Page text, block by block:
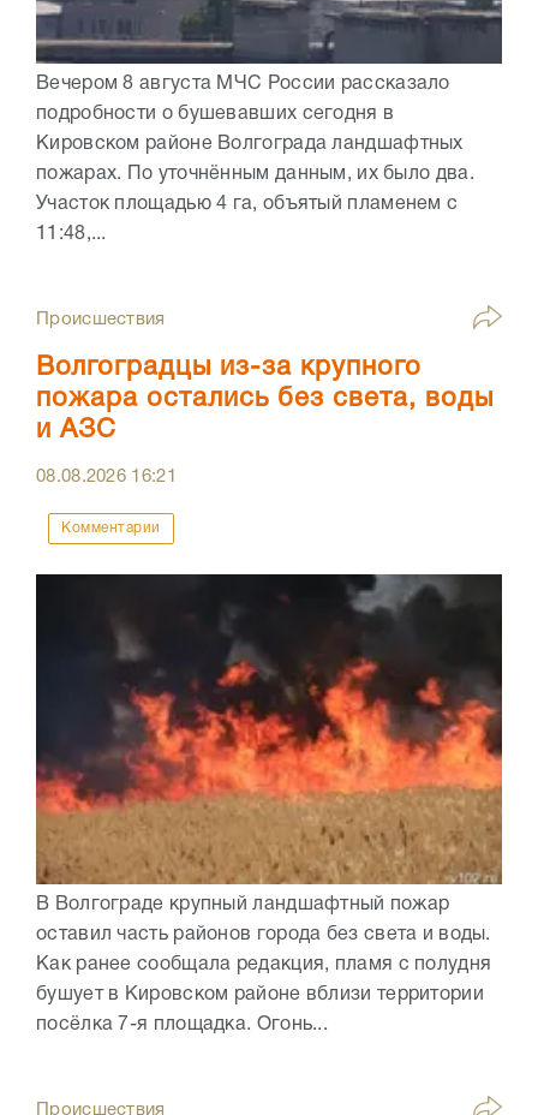
Вечером 8 августа МЧС России рассказало
подробности о бушевавших сегодня в
Кировском районе Волгограда ландшафтных
пожарах. По уточнённым данным, их было два.
Участок площадью 4 га, объятый пламенем с
11:48,...
Происшествия
Волгоградцы из-за крупного
пожара остались без света, воды
и АЗС
08.08.2026 16:21
Комментарии
В Волгограде крупный ландшафтный пожар
оставил часть районов города без света и воды.
Как ранее сообщала редакция, пламя с полудня
бушует в Кировском районе вблизи территории
посёлка 7-я площадка. Огонь...
Происшествия